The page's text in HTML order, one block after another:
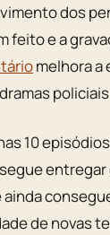
dos
feito e a
melhora a
10
entregar
ainda
de novas